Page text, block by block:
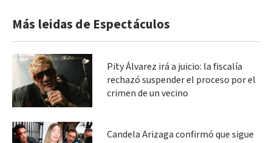
Más leidas de Espectáculos
Pity Álvarez irá a juicio: la fiscalía
rechazó suspender el proceso por el
crimen de un vecino
Candela Arizaga confirmó que sigue